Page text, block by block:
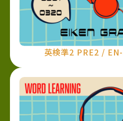
英検準2 PRE2 /